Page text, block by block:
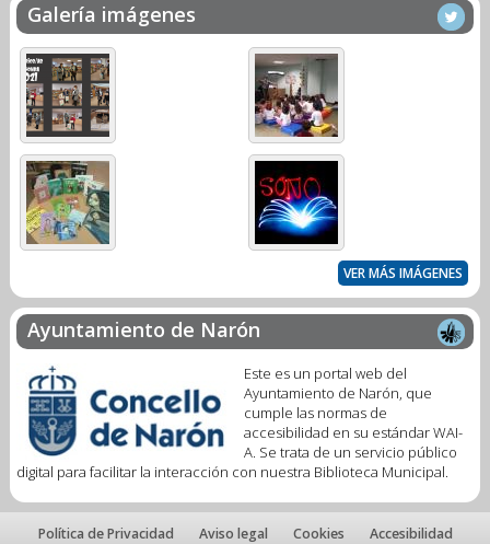
Galería imágenes
VER MÁS IMÁGENES
Ayuntamiento de Narón
Este es un portal web del
Ayuntamiento de Narón, que
cumple las normas de
accesibilidad en su estándar WAI-
A. Se trata de un servicio público
digital para facilitar la interacción con nuestra Biblioteca Municipal.
Política de Privacidad Aviso legal Cookies Accesibilidad